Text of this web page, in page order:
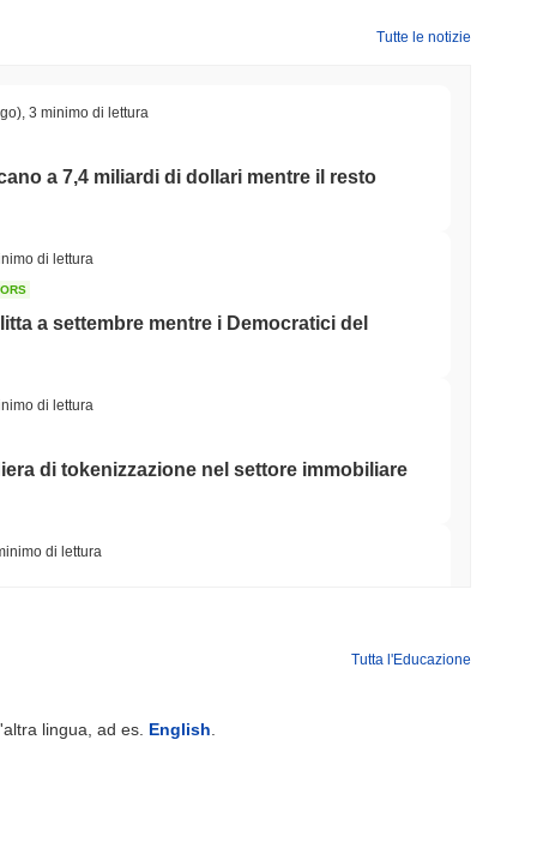
Tutte le notizie
3 minimo di lettura
a 7,4 miliardi di dollari mentre il resto
di lettura
a settembre mentre i Democratici del
di lettura
di tokenizzazione nel settore immobiliare
di lettura
Tutta l'Educazione
lingua, ad es. English